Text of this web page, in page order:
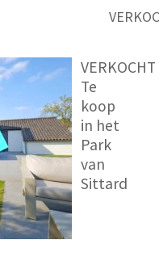
VERKOCHT
Te
koop
in het
Park
van
Sittard